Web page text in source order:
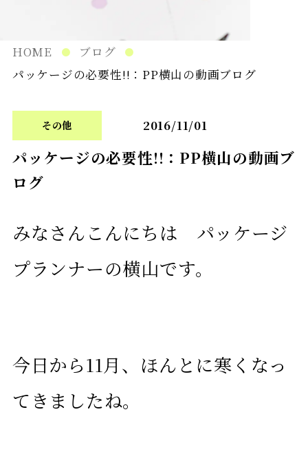
HOME
ブログ
パッケージの必要性!!：PP横山の動画ブログ
その他 2016/11/01
パッケージの必要性!!：PP横山の動画ブ
ログ
みなさんこんにちは パッケージ
プランナーの横山です。
今日から11月、ほんとに寒くなっ
てきましたね。